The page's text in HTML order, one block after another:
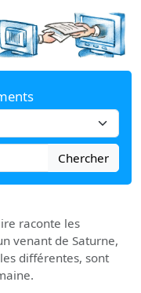
Chercher
raconte les
venant de Saturne,
différentes, sont